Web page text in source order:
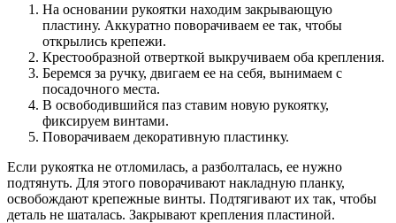
На основании рукоятки находим закрывающую
пластину. Аккуратно поворачиваем ее так, чтобы
открылись крепежи.
Крестообразной отверткой выкручиваем оба крепления.
Беремся за ручку, двигаем ее на себя, вынимаем с
посадочного места.
В освободившийся паз ставим новую рукоятку,
фиксируем винтами.
Поворачиваем декоративную пластинку.
Если рукоятка не отломилась, а разболталась, ее нужно
подтянуть. Для этого поворачивают накладную планку,
освобождают крепежные винты. Подтягивают их так, чтобы
деталь не шаталась. Закрывают крепления пластиной.